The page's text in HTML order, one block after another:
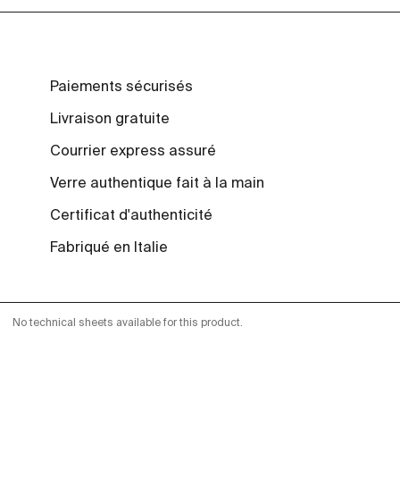
Paiements sécurisés
Livraison gratuite
Courrier express assuré
Verre authentique fait à la main
Certificat d'authenticité
Fabriqué en Italie
No technical sheets available for this product.